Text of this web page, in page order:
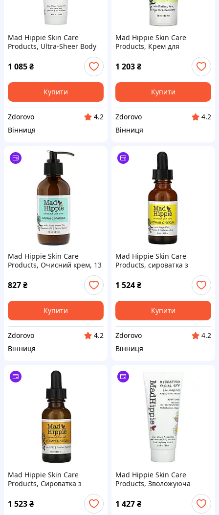
Mad Hippie Skin Care
Products, Ultra-Sheer Body
SPF 40+, 4 рідкі унції (118
мл)
1 085₴
Купити
Zdorovo
4.2
Вінниця
Mad Hippie Skin Care
Products, Крем для
речовин, 1,0 ж. унц.(30 мл)
1 203₴
Купити
Zdorovo
4.2
Вінниця
Mad Hippie Skin Care
Products, Очисний крем, 13
активних інгредієнтів, 118
мл (4,0 рідких унції)
827₴
Купити
Zdorovo
4.2
Вінниця
Mad Hippie Skin Care
Products, сироватка з
інгредієнтів, 30 мл
(1,02 рідкий. унції)
1 524₴
Купити
Zdorovo
4.2
Вінниця
Mad Hippie Skin Care
Products, Сироватка з
унція (30 мл)
1 523₴
Mad Hippie Skin Care
Products, Зволожуюча
маска для обличчя SPF 25+,
без ароматів, 2 рідких унції
(59 мл)
1 427₴